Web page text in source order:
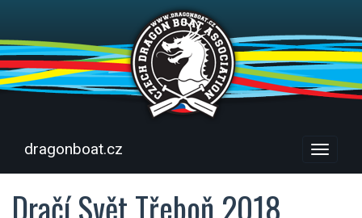
Menu
dragonboat.cz
Dračí Svět Třeboň 2018